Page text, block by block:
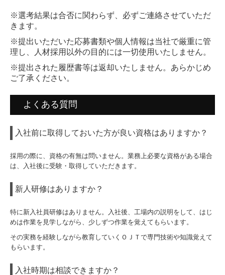
※選考結果は合否に関わらず、必ずご連絡させていただ
きます。
※提出いただいた応募書類や個人情報は当社で厳重に管
理し、人材採用以外の目的には一切使用いたしません。
※提出された履歴書等は返却いたしません。あらかじめ
ご了承ください。
よくある質問
入社前に取得しておいた方が良い資格はありますか？
採用の際に、資格の有無は問いません。業務上必要な資格がある場合
は、入社後に受験・取得していただきます。
新人研修はありますか？
特に新入社員研修はありません。入社後、工場内の説明をして、はじ
めは作業を見学しながら、少しずつ作業を覚えてもらいます。
その実務を経験しながら教育していくＯＪＴで専門技術や知識覚えて
もらいます。
入社時期は相談できますか？